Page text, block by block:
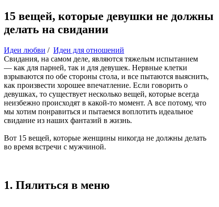
15 вещей, которые девушки не должны
делать на свидании
Идеи любви / Идеи для отношений
Свидания, на самом деле, являются тяжелым испытанием
— как для парней, так и для девушек. Нервные клетки
взрываются по обе стороны стола, и все пытаются выяснить,
как произвести хорошее впечатление. Если говорить о
девушках, то существует несколько вещей, которые всегда
неизбежно происходят в какой-то момент. А все потому, что
мы хотим понравиться и пытаемся воплотить идеальное
свидание из наших фантазий в жизнь.
Вот 15 вещей, которые женщины никогда не должны делать
во время встречи c мужчиной.
1. Пялиться в меню